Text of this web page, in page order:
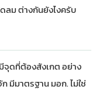
ม ต่างกันยังไงครับ
จุดที่ต้องสังเกต อย่าง
มีมาตรฐาน มอก. ไม่ใช่